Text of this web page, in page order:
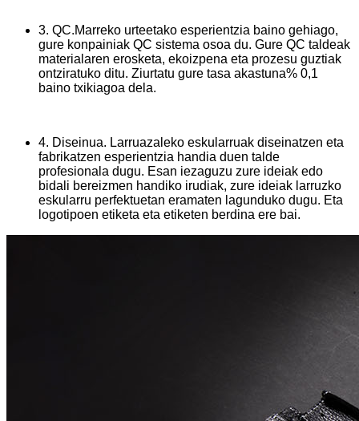
3. QC.Marreko urteetako esperientzia baino gehiago,
gure konpainiak QC sistema osoa du. Gure QC taldeak
materialaren erosketa, ekoizpena eta prozesu guztiak
ontziratuko ditu. Ziurtatu gure tasa akastuna% 0,1
baino txikiagoa dela.
4. Diseinua. Larruazaleko eskularruak diseinatzen eta
fabrikatzen esperientzia handia duen talde
profesionala dugu. Esan iezaguzu zure ideiak edo
bidali bereizmen handiko irudiak, zure ideiak larruzko
eskularru perfektuetan eramaten lagunduko dugu. Eta
logotipoen etiketa eta etiketen berdina ere bai.